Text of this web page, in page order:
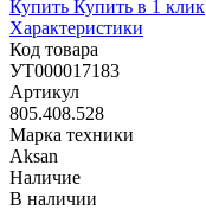
Купить Купить в 1 клик
Характеристики
Код товара
УТ000017183
Артикул
805.408.528
Марка техники
Aksan
Наличие
В наличии